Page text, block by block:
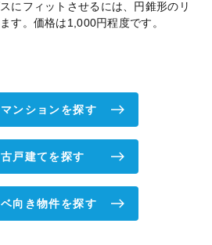
にフィットさせるには、円錐形のリ
す。価格は1,000円程度です。
ンションを探す
戸建てを探す
ベ向き物件を探す